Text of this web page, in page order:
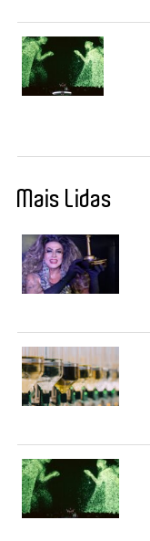
Mais Lidas